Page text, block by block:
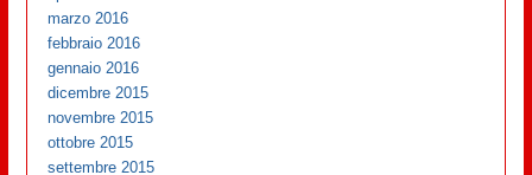
marzo 2016
febbraio 2016
gennaio 2016
dicembre 2015
novembre 2015
ottobre 2015
settembre 2015